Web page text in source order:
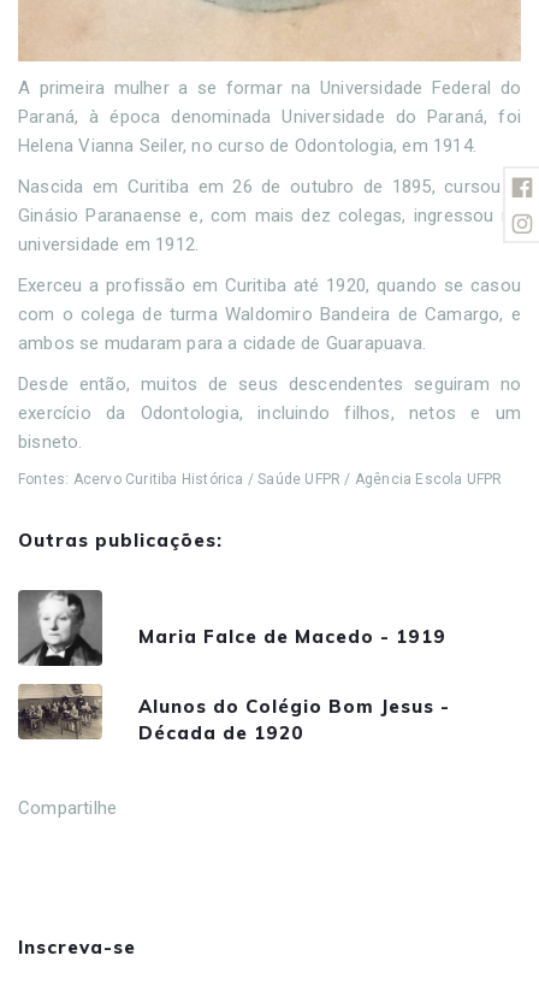
A primeira mulher a se formar na Universidade Federal do
Paraná, à época denominada Universidade do Paraná, foi
Helena Vianna Seiler, no curso de Odontologia, em 1914.
Nascida em Curitiba em 26 de outubro de 1895, cursou o
Ginásio Paranaense e, com mais dez colegas, ingressou na
universidade em 1912.
Exerceu a profissão em Curitiba até 1920, quando se casou
com o colega de turma Waldomiro Bandeira de Camargo, e
ambos se mudaram para a cidade de Guarapuava.
Desde então, muitos de seus descendentes seguiram no
exercício da Odontologia, incluindo filhos, netos e um
bisneto.
Fontes: Acervo Curitiba Histórica / Saúde UFPR / Agência Escola UFPR
Outras publicações:
Maria Falce de Macedo - 1919
Alunos do Colégio Bom Jesus -
Década de 1920
Compartilhe
Inscreva-se